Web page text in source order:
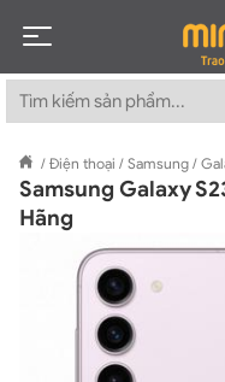
/ Điện thoại / Samsung /
Samsung Galaxy
Hãng